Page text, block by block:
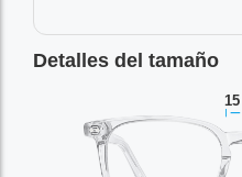
Detalles del tamaño
15